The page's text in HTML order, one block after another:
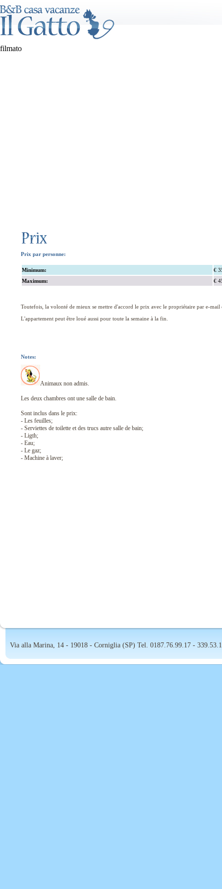
filmato
Prix par personne:
Minimum:
€
Maximum:
€
Toutefois, la volonté de mieux se mettre d'accord le prix avec le propriétaire par e-
L'appartement peut être loué aussi pour toute la semaine à la fin.
Notes:
Animaux non admis.
Les deux chambres ont une salle de bain.
Sont inclus dans le prix:
- Les feuilles;
- Serviettes de toilette et des trucs autre salle de bain;
- Ligth;
- Eau;
- Le gaz;
- Machine à laver;
Via alla Marina, 14 - 19018 - Corniglia (SP) Tel. 0187.76.99.17 -